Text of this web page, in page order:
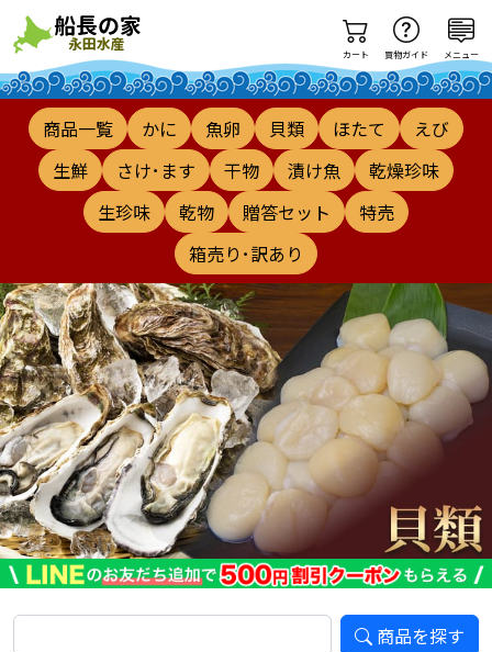
カート 買物ガイド メニュー
商品一覧 かに 魚卵 貝類 ほたて
えび
生鮮
さけ･ます 干物 漬け魚
乾燥珍味
生珍味
乾物 贈答セット
特売
箱売り･訳あり
商品を探す